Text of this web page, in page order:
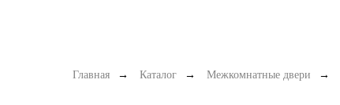
Главная → Каталог → Межкомнатные двери →